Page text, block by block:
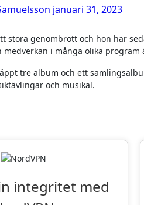
januari 31, 2023
i många olika
tre album och ett
och musikal.
integritet med